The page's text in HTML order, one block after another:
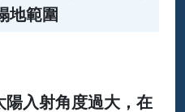
地範圍
陽入射角度過大，在